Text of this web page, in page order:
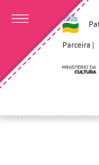
Parceira |